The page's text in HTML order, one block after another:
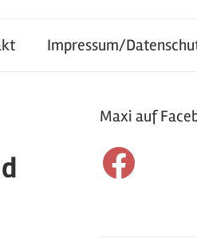
Impressum/
Maxi auf
Facebook